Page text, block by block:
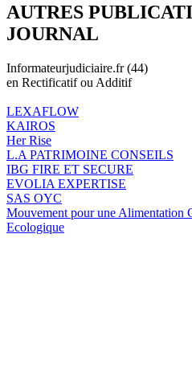
AUTRES
JOURNAL
Informateurjudiciaire.fr (44)
en Rectificatif ou Additif
LEXAFLOW
KAIROS
Her Rise
L.A PATRIMOINE CONSEILS
IBG FIRE ET SECURE
EVOLIA EXPERTISE
SAS OYC
Mouvement pour une Alimentation
Ecologique